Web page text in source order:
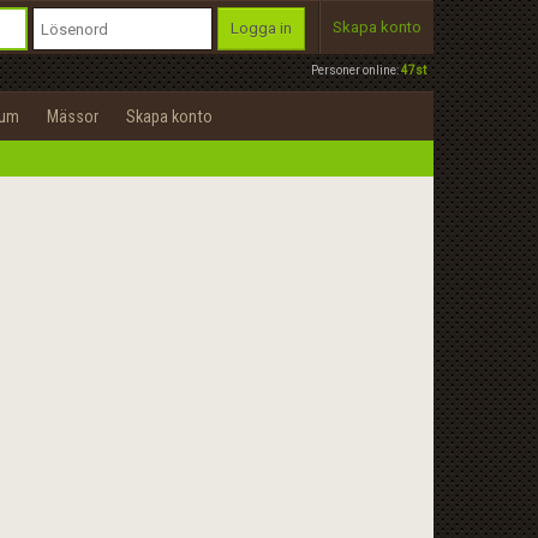
Personer online:47st
Logga in Skapa konto
Mässor Skapa konto